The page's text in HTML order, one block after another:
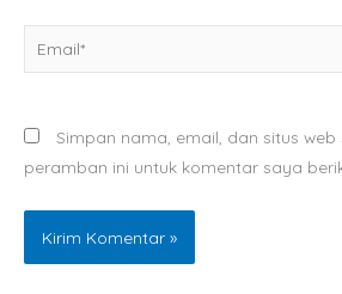
Simpan nama, email, dan situs
peramban ini untuk komentar saya